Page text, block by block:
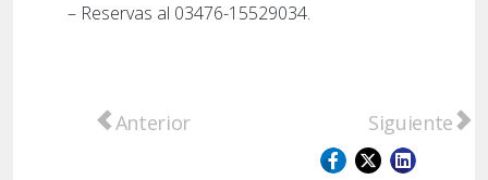
– Reservas al 03476-15529034.
Artículo anterior: Folclore y tradiciones en
Anterior Artículo
Siguiente